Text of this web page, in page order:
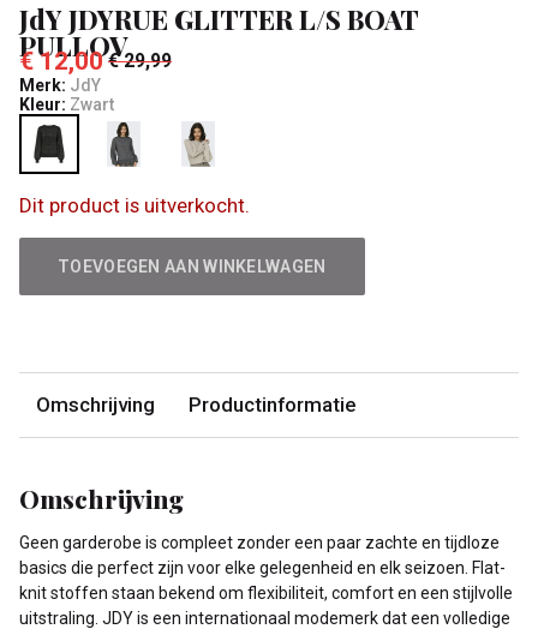
JdY JDYRUE GLITTER L/S BOAT
PULLOV
€ 12,00 € 29,99
Merk: JdY
Kleur: Zwart
Dit product is uitverkocht.
TOEVOEGEN AAN WINKELWAGEN
Omschrijving Productinformatie
Omschrijving
Geen garderobe is compleet zonder een paar zachte en tijdloze
basics die perfect zijn voor elke gelegenheid en elk seizoen. Flat-
knit stoffen staan bekend om flexibiliteit, comfort en een stijlvolle
uitstraling. JDY is een internationaal modemerk dat een volledige